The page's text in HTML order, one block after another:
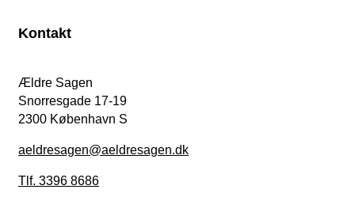
Kontakt
Ældre Sagen
Snorresgade 17-19
2300 København S
aeldresagen@aeldresagen.dk
Tlf. 3396 8686